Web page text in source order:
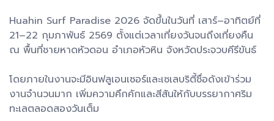
Huahin Surf Paradise 2026 จัดขึ้นในวันที่ เสาร์–อาทิตย์ที่
21–22 กุมภาพันธ์ 2569 ตั้งแต่เวลาเที่ยงวันจนถึงเที่ยงคืน
ณ พื้นที่ชายหาดหัวดอน อำเภอหัวหิน จังหวัดประจวบคีรีขันธ์
โดยภายในงานจะมีอินฟลูเอนเซอร์และเซเลบริตี้ชื่อดังเข้าร่วม
งานจำนวนมาก เพิ่มความคึกคักและสีสันให้กับบรรยากาศริม
ทะเลตลอดสองวันเต็ม